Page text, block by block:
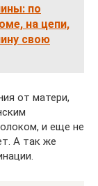
по
на цепи,
свою
от матери,
и еще не
А так же